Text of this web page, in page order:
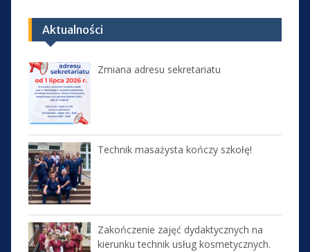
Aktualności
Zmiana adresu sekretariatu
Technik masażysta kończy szkołę!
Zakończenie zajęć dydaktycznych na
kierunku technik usług kosmetycznych.